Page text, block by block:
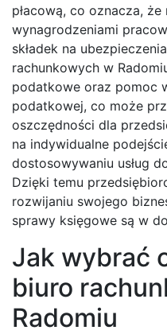
płacową, co oznacza,
wynagrodzeniami
składek na
rachunkowych w
podatkowe oraz pomoc
podatkowej, co może
oszczędności dla
na indywidualne
dostosowywaniu usług
Dzięki temu
rozwijaniu swojego
sprawy księgowe są w
Jak wybrać
biuro
Radomiu